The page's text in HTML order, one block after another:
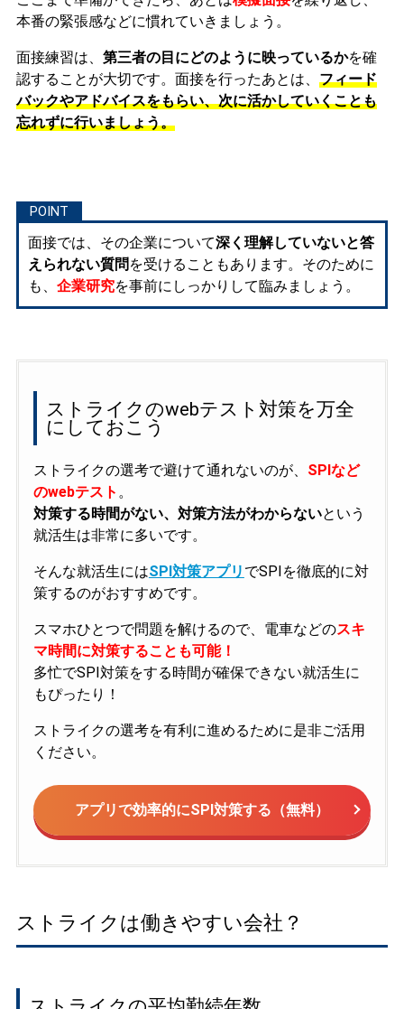
本番の緊張感などに慣れていきましょう。
面接練習は、 第三者の目にどのように映っているかを確
認することが大切です。面接を行ったあとは、 フィード
バックやアドバイスをもらい、次に活かしていくことも
忘れずに行いましょう。
面接では、その企業について深く理解していないと答
えられない質問 を受けることもあります。そのために
も、 企業研究を事前にしっかりして臨みましょう。
ストライクのwebテスト対策を万全
にしておこう
ストライクの選考で避けて通れないのが、 SPIなど
のwebテスト 。
対策する時間がない、対策方法がわからないという
就活生は非常に多いです。
そんな就活生にはSPI対策アプリ でSPIを徹底的に対
策するのがおすすめです。
スマホひとつで問題を解けるので、電車などのスキ
マ時間に対策することも可能！
多忙でSPI対策をする時間が確保できない就活生に
もぴったり！
ストライクの選考を有利に進めるために是非ご活用
ください。
アプリで効率的にSPI対策する（無料）
ストライクは働きやすい会社？